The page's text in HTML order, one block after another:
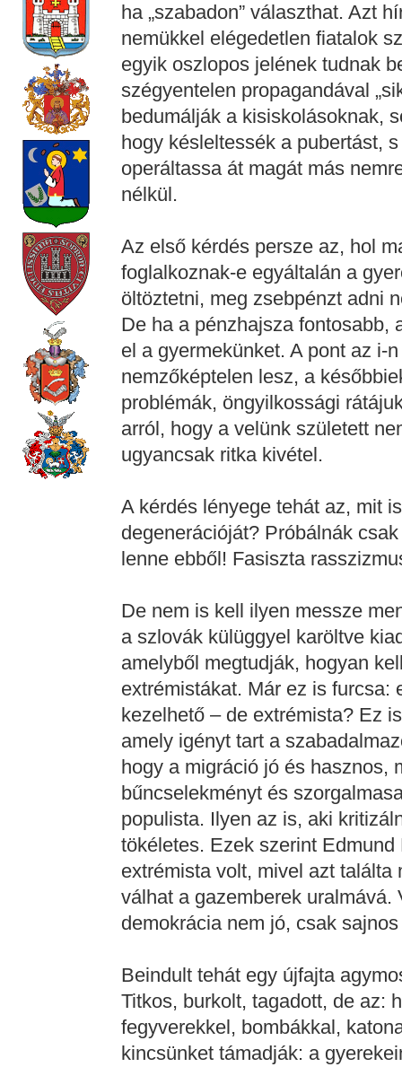
ha „szabadon” választhat. Azt
nemükkel elégedetlen fiatalok
egyik oszlopos jelének tudnak
szégyentelen propagandával
bedumálják a kisiskolásoknak,
hogy késleltessék a pubertást,
operáltassa át magát más
nélkül.
Az első kérdés persze az, hol
foglalkoznak-e egyáltalán a
öltöztetni, meg zsebpénzt adni
De ha a pénzhajsza fontosabb,
el a gyermekünket. A pont az i-
nemzőképtelen lesz, a
problémák, öngyilkossági
arról, hogy a velünk született
ugyancsak ritka kivétel.
A kérdés lényege tehát az, mit
degenerációját? Próbálnák
lenne ebből! Fasiszta
De nem is kell ilyen messze
a szlovák külüggyel karöltve
amelyből megtudják, hogyan
extrémistákat. Már ez is furcsa:
kezelhető – de extrémista? Ez
amely igényt tart a
hogy a migráció jó és hasznos,
bűncselekményt és
populista. Ilyen az is, aki
tökéletes. Ezek szerint
extrémista volt, mivel azt
válhat a gazemberek
demokrácia nem jó, csak
Beindult tehát egy újfajta
Titkos, burkolt, tagadott, de az:
fegyverekkel, bombákkal,
kincsünket támadják: a